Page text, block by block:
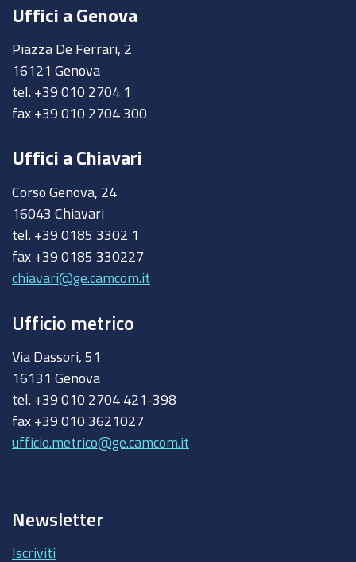
Uffici a Genova
Piazza De Ferrari, 2
16121 Genova
tel. +39 010 2704 1
fax +39 010 2704 300
Uffici a Chiavari
Corso Genova, 24
16043 Chiavari
tel. +39 0185 3302 1
fax +39 0185 330227
chiavari@ge.camcom.it
Ufficio metrico
Via Dassori, 51
16131 Genova
tel. +39 010 2704 421-398
fax +39 010 3621027
ufficio.metrico@ge.camcom.it
Newsletter
Iscriviti